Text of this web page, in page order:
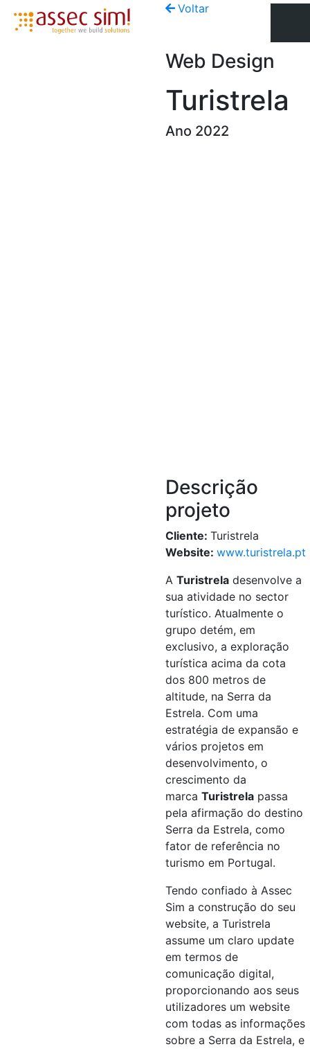
Voltar
Web Design
Turistrela
Ano 2022
Descrição
projeto
Cliente: Turistrela
Website: www.turistrela.pt
A Turistrela desenvolve a
sua atividade no sector
turístico. Atualmente o
grupo detém, em
exclusivo, a exploração
turística acima da cota
dos 800 metros de
altitude, na Serra da
Estrela. Com uma
estratégia de expansão e
vários projetos em
desenvolvimento, o
crescimento da
marca Turistrela passa
pela afirmação do destino
Serra da Estrela, como
fator de referência no
turismo em Portugal.
Tendo confiado à Assec
Sim a construção do seu
website, a Turistrela
assume um claro update
em termos de
comunicação digital,
proporcionando aos seus
utilizadores um website
com todas as informações
sobre a Serra da Estrela, e